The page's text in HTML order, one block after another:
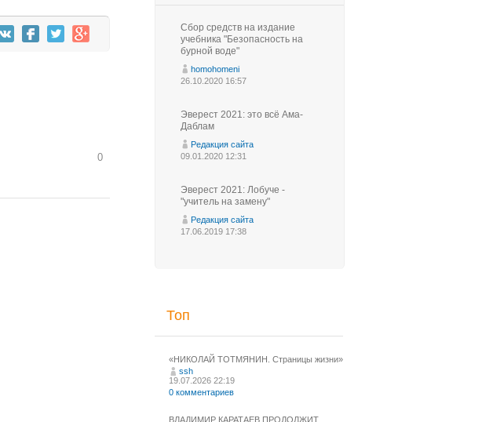
0
Сбор средств на издание
учебника "Безопасность на
бурной воде"
homohomeni
26.10.2020 16:57
Эверест 2021: это всё Ама-
Даблам
Редакция сайта
09.01.2020 12:31
Эверест 2021: Лобуче -
"учитель на замену"
Редакция сайта
17.06.2019 17:38
Топ
«НИКОЛАЙ ТОТМЯНИН. Страницы жизни»
ssh
19.07.2026 22:19
0 комментариев
ВЛАДИМИР КАРАТАЕВ ПРОДОЛЖИТ